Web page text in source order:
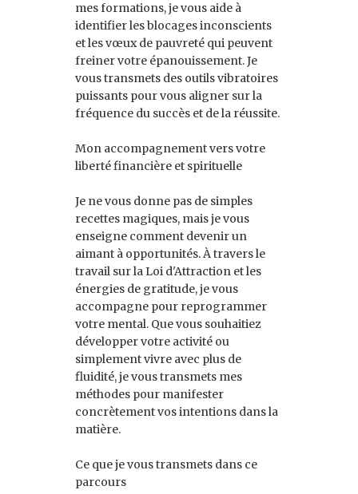
mes formations, je vous aide à
identifier les blocages inconscients
et les vœux de pauvreté qui peuvent
freiner votre épanouissement. Je
vous transmets des outils vibratoires
puissants pour vous aligner sur la
fréquence du succès et de la réussite.
Mon accompagnement vers votre
liberté financière et spirituelle
Je ne vous donne pas de simples
recettes magiques, mais je vous
enseigne comment devenir un
aimant à opportunités. À travers le
travail sur la Loi d'Attraction et les
énergies de gratitude, je vous
accompagne pour reprogrammer
votre mental. Que vous souhaitiez
développer votre activité ou
simplement vivre avec plus de
fluidité, je vous transmets mes
méthodes pour manifester
concrètement vos intentions dans la
matière.
Ce que je vous transmets dans ce
parcours